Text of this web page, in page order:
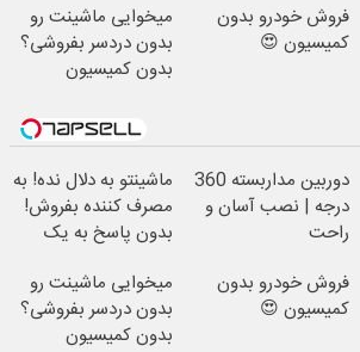
فروش خودرو بدون
کمیسیون 😍
میخوایی ماشینت رو
بدون دردسر بفروشی؟
بدون کمیسیون
دوربین مداربسته 360
درجه | نصب آسان و
راحت
ماشینتو به دلال نده! به
مصرف کننده بفروش!
بدون پاسخ به یک
فروش خودرو بدون
کمیسیون 😍
میخوایی ماشینت رو
بدون دردسر بفروشی؟
بدون کمیسیون